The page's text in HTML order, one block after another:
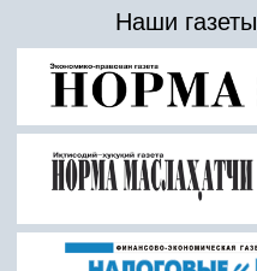
Наши газеты